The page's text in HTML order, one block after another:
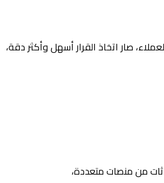
صار اتخاذ القرار أسهل وأكثر دقة،
من منصات متعددة،